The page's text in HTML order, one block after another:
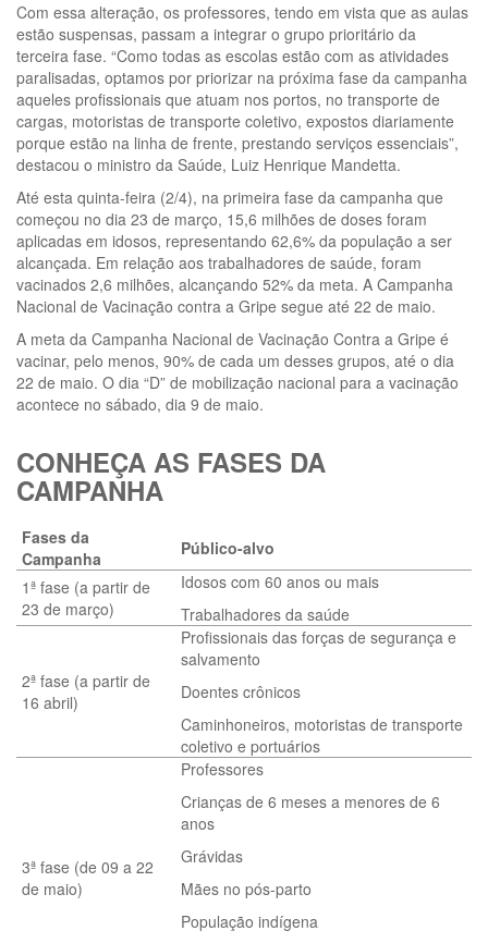
Com essa alteração, os professores, tendo em vista que as aulas
estão suspensas, passam a integrar o grupo prioritário da
terceira fase. “Como todas as escolas estão com as atividades
paralisadas, optamos por priorizar na próxima fase da campanha
aqueles profissionais que atuam nos portos, no transporte de
cargas, motoristas de transporte coletivo, expostos diariamente
porque estão na linha de frente, prestando serviços essenciais”,
destacou o ministro da Saúde, Luiz Henrique Mandetta.
Até esta quinta-feira (2/4), na primeira fase da campanha que
começou no dia 23 de março, 15,6 milhões de doses foram
aplicadas em idosos, representando 62,6% da população a ser
alcançada. Em relação aos trabalhadores de saúde, foram
vacinados 2,6 milhões, alcançando 52% da meta. A Campanha
Nacional de Vacinação contra a Gripe segue até 22 de maio.
A meta da Campanha Nacional de Vacinação Contra a Gripe é
vacinar, pelo menos, 90% de cada um desses grupos, até o dia
22 de maio. O dia “D” de mobilização nacional para a vacinação
acontece no sábado, dia 9 de maio.
CONHEÇA AS FASES DA
CAMPANHA
Fases da
Campanha
Público-alvo
1ª fase (a partir de
23 de março)
Idosos com 60 anos ou mais
Trabalhadores da saúde
2ª fase (a partir de
16 abril)
Profissionais das forças de segurança e
salvamento
Doentes crônicos
Caminhoneiros, motoristas de transporte
coletivo e portuários
3ª fase (de 09 a 22
de maio)
Professores
Crianças de 6 meses a menores de 6
anos
Grávidas
Mães no pós-parto
População indígena